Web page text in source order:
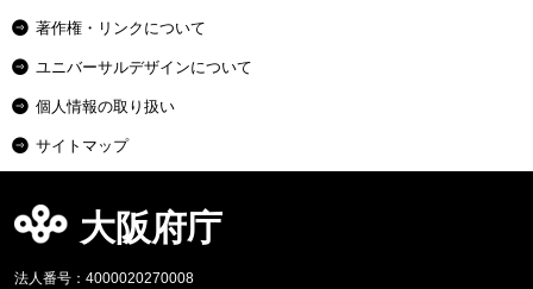
著作権・リンクについて
ユニバーサルデザインについて
個人情報の取り扱い
サイトマップ
大阪府庁
法人番号：4000020270008